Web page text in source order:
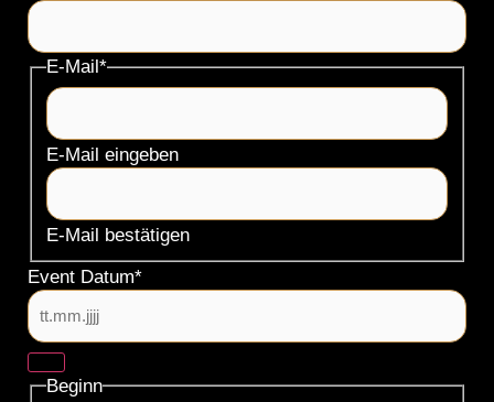
E-Mail*
E-Mail eingeben
E-Mail bestätigen
Event Datum*
Beginn